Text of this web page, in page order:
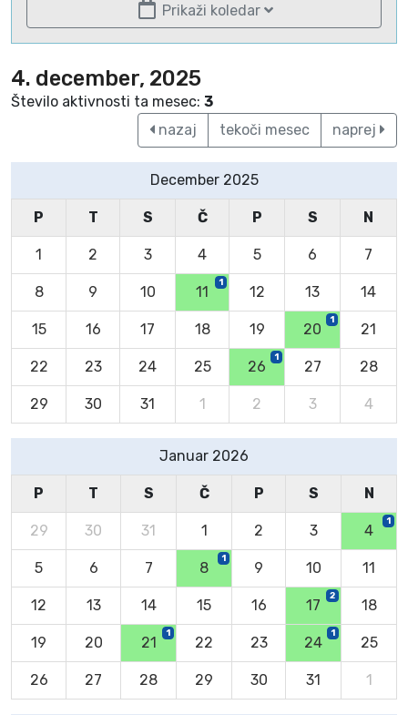
Prikaži koledar
4. december, 2025
Število aktivnosti ta mesec: 3
nazaj
tekoči mesec naprej
December 2025
P T S Č P S N
1 2 3 4 5 6 7
8 9 10 11
1
12 13 14
15 16 17 18 19 20
1
21
22 23 24 25 26
1
27 28
29 30 31 1 2 3 4
Januar 2026
P T S Č P S N
29 30 31 1 2 3 4
1
5 6 7 8
1
9 10 11
12 13 14 15 16 17
2
18
19 20 21
1
22 23 24
1
25
26 27 28 29 30 31 1